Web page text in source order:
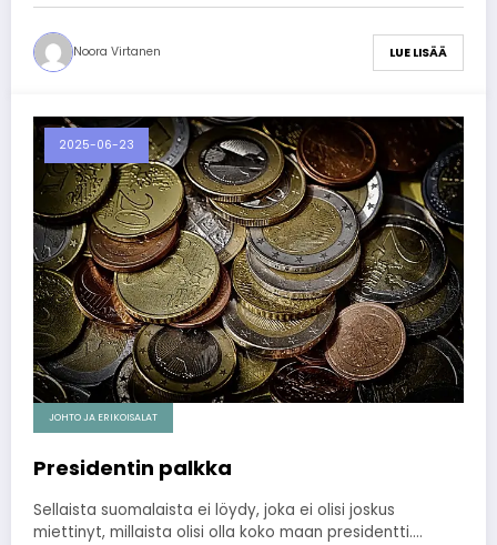
Noora Virtanen LUE LISÄÄ
2025-06-23
JOHTO JA ERIKOISALAT
Presidentin palkka
Sellaista suomalaista ei löydy, joka ei olisi joskus
miettinyt, millaista olisi olla koko maan presidentti.…